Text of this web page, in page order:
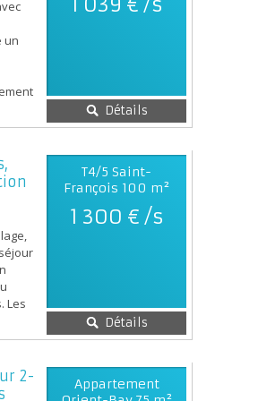
un
la
1 039 € /s
Détails
Les
T4/5 Saint-
François 100 m²
1 300 € /s
Détails
2-
Appartement